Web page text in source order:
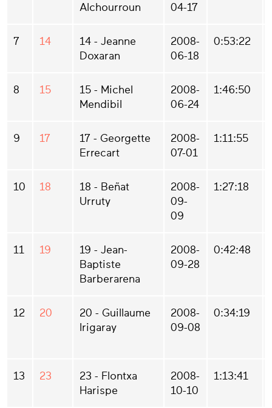
Alchourroun
04-17
7 14
14 - Jeanne
Doxaran
2008-
06-18
0:53:22
8 15
15 - Michel
Mendibil
2008-
06-24
1:46:50
9 17
17 - Georgette
Errecart
2008-
07-01
1:11:55
10 18
18 - Beñat
Urruty
2008-
09-
09
1:27:18
11 19
19 - Jean-
Baptiste
Barberarena
2008-
09-28
0:42:48
12 20
20 - Guillaume
Irigaray
2008-
09-08
0:34:19
13 23
23 - Flontxa
Harispe
2008-
10-10
1:13:41